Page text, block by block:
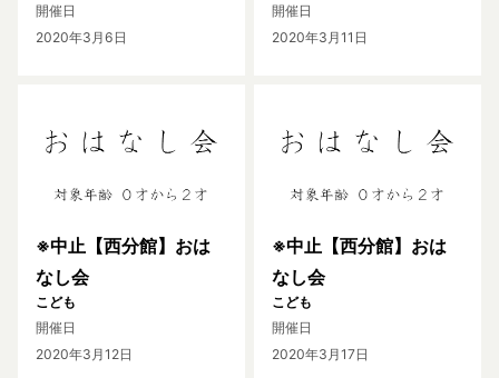
開催日
2020年3月6日
開催日
2020年3月11日
※中止【西分館】おは
なし会
こども
開催日
2020年3月12日
※中止【西分館】おは
なし会
こども
開催日
2020年3月17日